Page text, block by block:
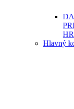
Hlavný